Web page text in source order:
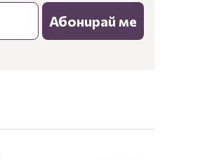
Абонирай ме